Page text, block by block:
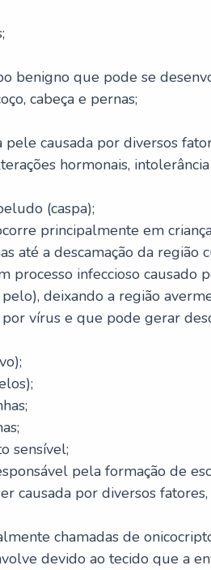
benigno que pode se
cabeça e pernas;
pele causada por diversos
hormonais,
(caspa);
principalmente em
até a descamação da região
processo infeccioso causado
deixando a região
por vírus e que pode gerar
sensível;
pela formação de
causada por diversos
chamadas de
devido ao tecido que a